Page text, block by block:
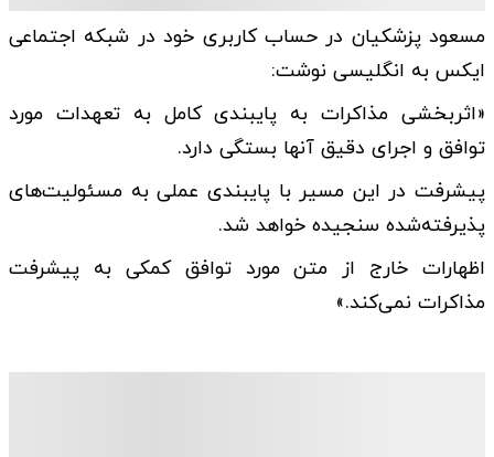
مسعود پزشکیان در حساب کاربری خود در شبکه اجتماعی
ایکس به انگلیسی نوشت:
«اثربخشی مذاکرات به پایبندی کامل به تعهدات مورد
توافق‌ و اجرای دقیق آنها بستگی دارد.
پیشرفت در این مسیر با پایبندی عملی به مسئولیت‌های
پذیرفته‌شده سنجیده خواهد شد.
اظهارات خارج از متن مورد توافق کمکی به پیشرفت
مذاکرات نمی‌کند.»